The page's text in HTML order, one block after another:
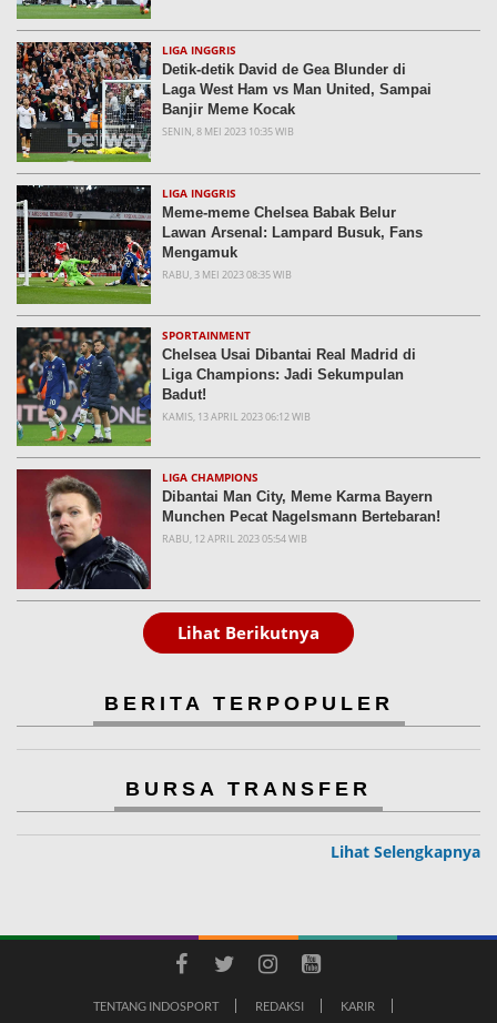
LIGA INGGRIS
Detik-detik David de Gea Blunder di
Laga West Ham vs Man United, Sampai
Banjir Meme Kocak
SENIN, 8 MEI 2023 10:35 WIB
LIGA INGGRIS
Meme-meme Chelsea Babak Belur
Lawan Arsenal: Lampard Busuk, Fans
Mengamuk
RABU, 3 MEI 2023 08:35 WIB
SPORTAINMENT
Chelsea Usai Dibantai Real Madrid di
Liga Champions: Jadi Sekumpulan
Badut!
KAMIS, 13 APRIL 2023 06:12 WIB
LIGA CHAMPIONS
Dibantai Man City, Meme Karma Bayern
Munchen Pecat Nagelsmann Bertebaran!
RABU, 12 APRIL 2023 05:54 WIB
Lihat Berikutnya
BERITA TERPOPULER
BURSA TRANSFER
Lihat Selengkapnya
TENTANG INDOSPORT REDAKSI KARIR